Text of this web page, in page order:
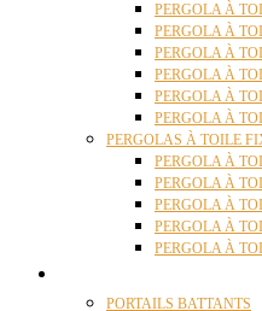
PERGOLA À
PERGOLA À
PERGOLA À
PERGOLA À
PERGOLA À
PERGOLA À
PERGOLAS À TOILE
PERGOLA À
PERGOLA À
PERGOLA À
PERGOLA À
PERGOLA À
PORTAILS BATTANTS